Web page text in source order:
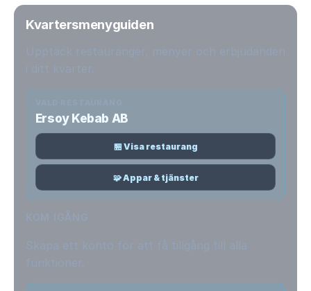
Kvartersmenyguiden
Ersoy Kebab AB
🏪 Visa restaurang
🧩 Appar & tjänster